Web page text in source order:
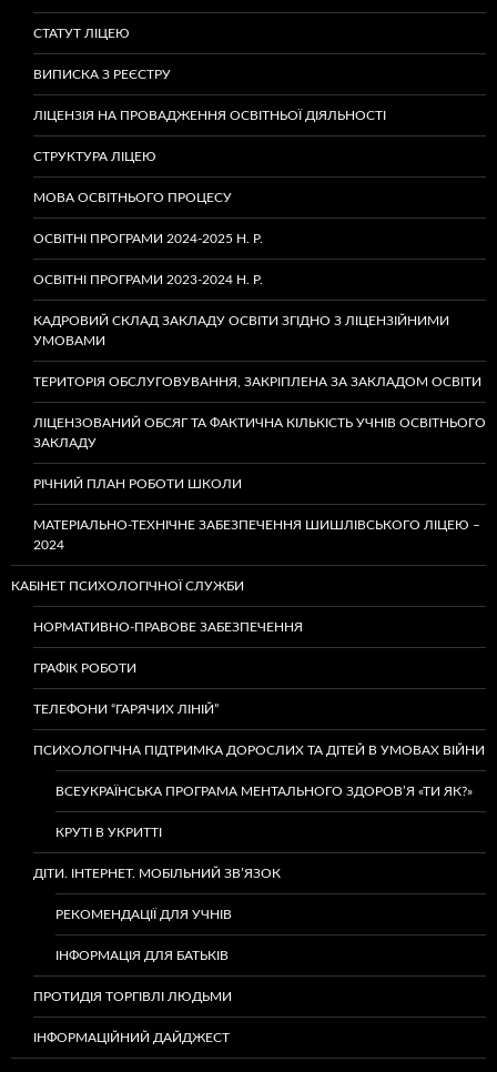
СТАТУТ ЛІЦЕЮ
ВИПИСКА З РЕЄСТРУ
ЛІЦЕНЗІЯ НА ПРОВАДЖЕННЯ ОСВІТНЬОЇ ДІЯЛЬНОСТІ
СТРУКТУРА ЛІЦЕЮ
МОВА ОСВІТНЬОГО ПРОЦЕСУ
ОСВІТНІ ПРОГРАМИ 2024-2025 Н. Р.
ОСВІТНІ ПРОГРАМИ 2023-2024 Н. Р.
КАДРОВИЙ СКЛАД ЗАКЛАДУ ОСВІТИ ЗГІДНО З ЛІЦЕНЗІЙНИМИ
УМОВАМИ
ТЕРИТОРІЯ ОБСЛУГОВУВАННЯ, ЗАКРІПЛЕНА ЗА ЗАКЛАДОМ ОСВІТИ
ЛІЦЕНЗОВАНИЙ ОБСЯГ ТА ФАКТИЧНА КІЛЬКІСТЬ УЧНІВ ОСВІТНЬОГО
ЗАКЛАДУ
РІЧНИЙ ПЛАН РОБОТИ ШКОЛИ
МАТЕРІАЛЬНО-ТЕХНІЧНЕ ЗАБЕЗПЕЧЕННЯ ШИШЛІВСЬКОГО ЛІЦЕЮ –
2024
КАБІНЕТ ПСИХОЛОГІЧНОЇ СЛУЖБИ
НОРМАТИВНО-ПРАВОВЕ ЗАБЕЗПЕЧЕННЯ
ГРАФІК РОБОТИ
ТЕЛЕФОНИ “ГАРЯЧИХ ЛІНІЙ”
ПСИХОЛОГІЧНА ПІДТРИМКА ДОРОСЛИХ ТА ДІТЕЙ В УМОВАХ ВІЙНИ
ВСЕУКРАЇНСЬКА ПРОГРАМА МЕНТАЛЬНОГО ЗДОРОВ’Я «ТИ ЯК?»
КРУТІ В УКРИТТІ
ДІТИ. ІНТЕРНЕТ. МОБІЛЬНИЙ ЗВ’ЯЗОК
РЕКОМЕНДАЦІЇ ДЛЯ УЧНІВ
ІНФОРМАЦІЯ ДЛЯ БАТЬКІВ
ПРОТИДІЯ ТОРГІВЛІ ЛЮДЬМИ
ІНФОРМАЦІЙНИЙ ДАЙДЖЕСТ